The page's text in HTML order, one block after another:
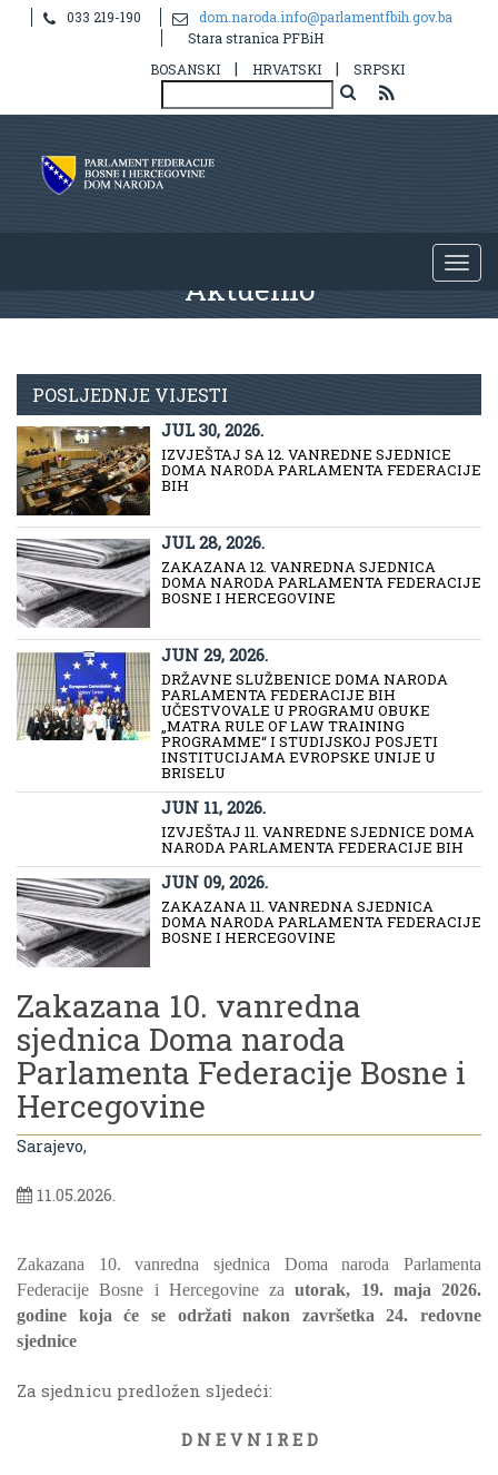
033 219-190
dom.naroda.info@parlamentfbih.gov.ba
Stara stranica PFBiH
BOSANSKI
| HRVATSKI | SRPSKI
Aktuelno
POSLJEDNJE VIJESTI
JUL 30, 2026.
IZVJEŠTAJ SA 12. VANREDNE SJEDNICE
DOMA NARODA PARLAMENTA FEDERACIJE
BIH
JUL 28, 2026.
ZAKAZANA 12. VANREDNA SJEDNICA
DOMA NARODA PARLAMENTA FEDERACIJE
BOSNE I HERCEGOVINE
JUN 29, 2026.
DRŽAVNE SLUŽBENICE DOMA NARODA
PARLAMENTA FEDERACIJE BIH
UČESTVOVALE U PROGRAMU OBUKE
„MATRA RULE OF LAW TRAINING
PROGRAMME“ I STUDIJSKOJ POSJETI
INSTITUCIJAMA EVROPSKE UNIJE U
BRISELU
JUN 11, 2026.
IZVJEŠTAJ 11. VANREDNE SJEDNICE DOMA
NARODA PARLAMENTA FEDERACIJE BIH
JUN 09, 2026.
ZAKAZANA 11. VANREDNA SJEDNICA
DOMA NARODA PARLAMENTA FEDERACIJE
BOSNE I HERCEGOVINE
Zakazana 10. vanredna
sjednica Doma naroda
Parlamenta Federacije Bosne i
Hercegovine
Sarajevo,
11.05.2026.
Zakazana 10. vanredna sjednica Doma naroda Parlamenta
Federacije Bosne i Hercegovine za utorak, 19. maja 2026.
godine koja će se održati nakon završetka 24. redovne
sjednice
Za sjednicu predložen sljedeći:
D N E V N I R E D